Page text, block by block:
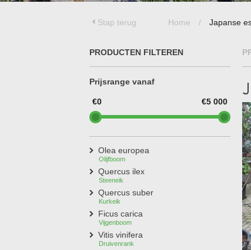
Treesafe
TERRACOTTA.NL
TERRACOTTA.BE
Stap terug Home / Japanse
PRODUCTEN FILTEREN
Prijsrange vanaf
€0 €5 000
Olea europea
Olijfboom
Quercus ilex
Steeneik
Quercus suber
Kurkeik
Ficus carica
Vijgenboom
Vitis vinifera
Druivenrank